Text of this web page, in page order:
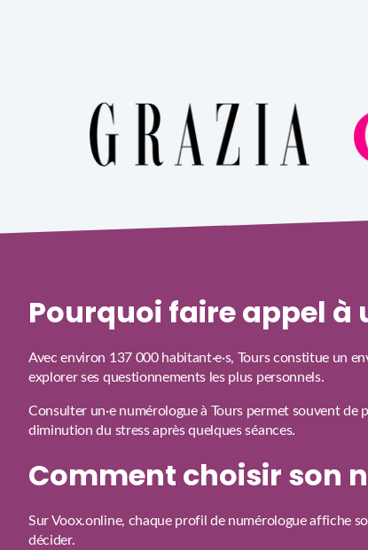
Pourquoi faire appel à
Avec environ 137 000 habitant·e·s, Tours constitue un
explorer ses questionnements les plus personnels.
Consulter un·e numérologue à Tours permet souvent
diminution du stress après quelques séances.
Comment choisir son
Sur Voox.online, chaque profil de numérologue affiche
décider.